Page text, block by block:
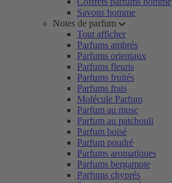
Savons homme
Notes de parfum
Tout afficher
Parfums ambrés
Parfums orientaux
Parfums fleuris
Parfums fruités
Parfums frais
Molécule Parfum
Parfum au musc
Parfum au patchouli
Parfum boisé
Parfum poudré
Parfums aromatiques
Parfums bergamote
Parfums chyprés